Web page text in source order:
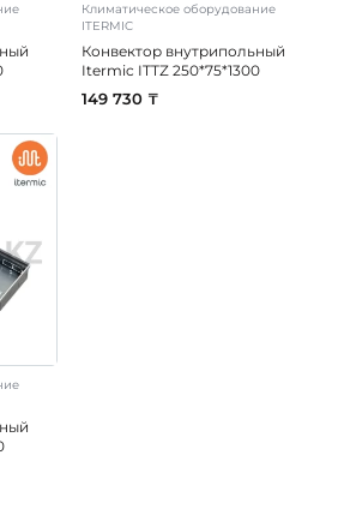
Климатическое оборудование
ITERMIC
Конвектор внутрипольный
Itermic ITTZ 250*75*1300
149 730 ₸